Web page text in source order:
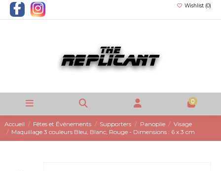
Wishlist (0)
0
Accueil Fêtes et Événements Supporters Panoplie
Visage
Maquillage 3 couleurs Bleu, Blanc, Rouge - Dimensions : 6 x 3 cm